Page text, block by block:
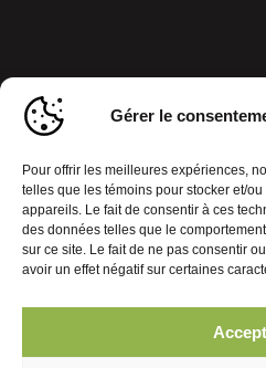
Gérer le
Pour offrir les meilleures expériences,
telles que les témoins pour stocker et/
appareils. Le fait de consentir à ces
des données telles que le
sur ce site. Le fait de ne pas consentir
avoir un effet négatif sur certaines
Gérer le